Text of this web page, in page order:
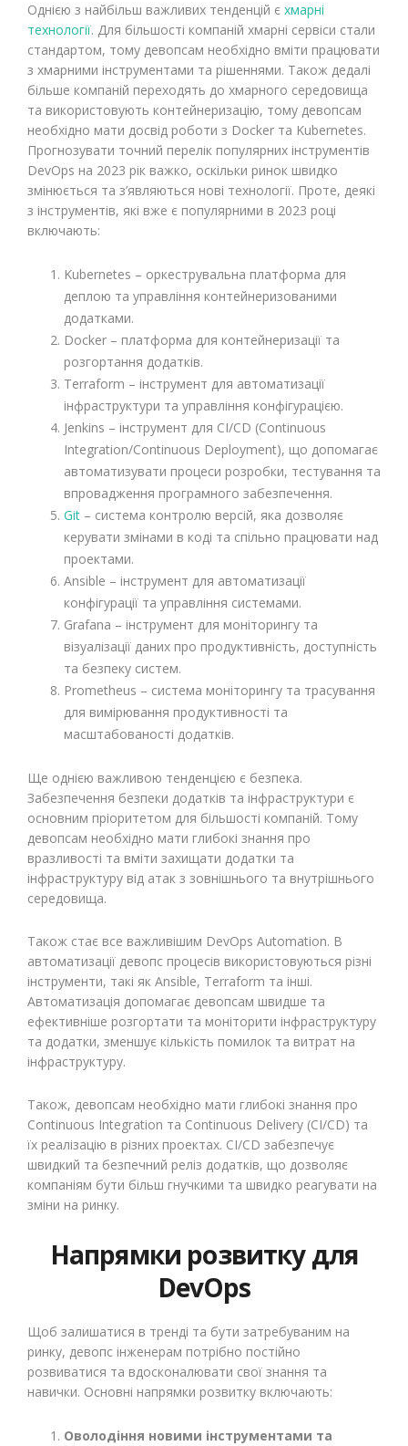
Однією з найбільш важливих тенденцій є хмарні
технології. Для більшості компаній хмарні сервіси стали
стандартом, тому девопсам необхідно вміти працювати
з хмарними інструментами та рішеннями. Також дедалі
більше компаній переходять до хмарного середовища
та використовують контейнеризацію, тому девопсам
необхідно мати досвід роботи з Docker та Kubernetes.
Прогнозувати точний перелік популярних інструментів
DevOps на 2023 рік важко, оскільки ринок швидко
змінюється та з’являються нові технології. Проте, деякі
з інструментів, які вже є популярними в 2023 році
включають:
Kubernetes – оркеструвальна платформа для
деплою та управління контейнеризованими
додатками.
Docker – платформа для контейнеризації та
розгортання додатків.
Terraform – інструмент для автоматизації
інфраструктури та управління конфігурацією.
Jenkins – інструмент для CI/CD (Continuous
Integration/Continuous Deployment), що допомагає
автоматизувати процеси розробки, тестування та
впровадження програмного забезпечення.
Git – система контролю версій, яка дозволяє
керувати змінами в коді та спільно працювати над
проектами.
Ansible – інструмент для автоматизації
конфігурації та управління системами.
Grafana – інструмент для моніторингу та
візуалізації даних про продуктивність, доступність
та безпеку систем.
Prometheus – система моніторингу та трасування
для вимірювання продуктивності та
масштабованості додатків.
Ще однією важливою тенденцією є безпека.
Забезпечення безпеки додатків та інфраструктури є
основним пріоритетом для більшості компаній. Тому
девопсам необхідно мати глибокі знання про
вразливості та вміти захищати додатки та
інфраструктуру від атак з зовнішнього та внутрішнього
середовища.
Також стає все важливішим DevOps Automation. В
автоматизації девопс процесів використовуються різні
інструменти, такі як Ansible, Terraform та інші.
Автоматизація допомагає девопсам швидше та
ефективніше розгортати та моніторити інфраструктуру
та додатки, зменшує кількість помилок та витрат на
інфраструктуру.
Також, девопсам необхідно мати глибокі знання про
Continuous Integration та Continuous Delivery (CI/CD) та
їх реалізацію в різних проектах. CI/CD забезпечує
швидкий та безпечний реліз додатків, що дозволяє
компаніям бути більш гнучкими та швидко реагувати на
зміни на ринку.
Напрямки розвитку для
DevOps
Щоб залишатися в тренді та бути затребуваним на
ринку, девопс інженерам потрібно постійно
розвиватися та вдосконалювати свої знання та
навички. Основні напрямки розвитку включають:
Оволодіння новими інструментами та